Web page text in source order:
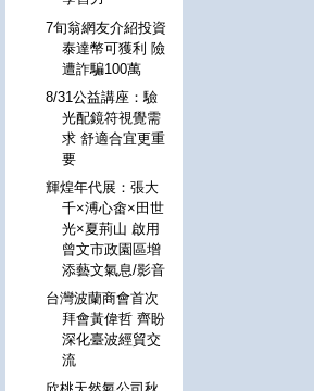
7旬翁網友介紹投資
泰達幣可獲利 險
遭詐騙100萬
8/31公益講座：驗
光配鏡符視覺需
求 舒適合宜更重
要
輝煌年代展：張大
千×溥心畬×田世
光×夏荊山 啟用
曾文市政園區增
添藝文氣息/影音
台灣波蘭商會首次
拜會黃偉哲 齊盼
深化臺波經貿交
流